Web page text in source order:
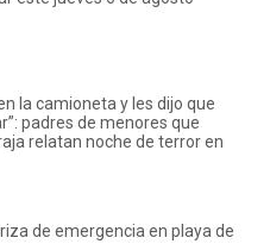
la camioneta y les dijo que
padres de menores que
relatan noche de terror en
de emergencia en playa de